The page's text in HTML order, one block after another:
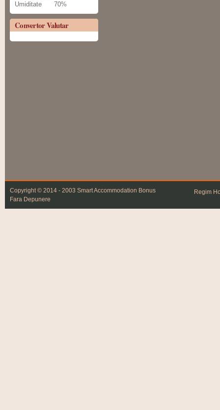
Umiditate
70%
Convertor Valutar
Copyright © 2014 - 2003 Smart Accommodation Bonus
Fara Depunere
Regim